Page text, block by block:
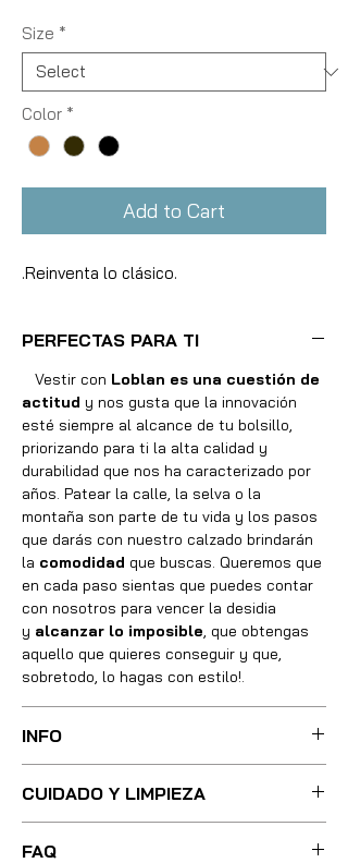
Size *
Color *
Add to Cart
.Reinventa lo clásico.
PERFECTAS PARA TI
Vestir con Loblan es una cuestión de
actitud y nos gusta que la innovación
esté siempre al alcance de tu bolsillo,
priorizando para ti la alta calidad y
durabilidad que nos ha caracterizado por
años. Patear la calle, la selva o la
montaña son parte de tu vida y los pasos
que darás con nuestro calzado brindarán
la comodidad que buscas. Queremos que
en cada paso sientas que puedes contar
con nosotros para vencer la desidia
y alcanzar lo imposible, que obtengas
aquello que quieres conseguir y que,
sobretodo, lo hagas con estilo!.
INFO
confeccionadas con las mejores técnicas
y métodos, integrando absolutamente
todos los materiales necesarios de óptima
CUIDADO Y LIMPIEZA
poca agua tibia y un cepillo de cerdas
FAQ